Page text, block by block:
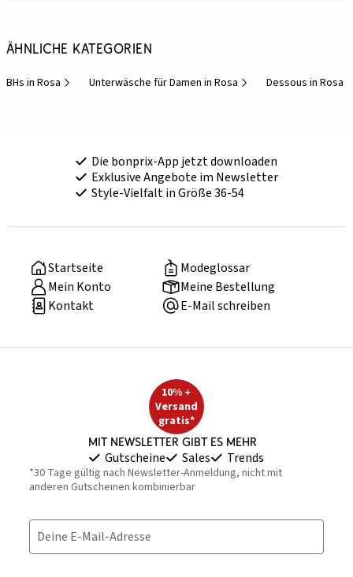
Ähnliche Kategorien
BHs in Rosa Unterwäsche für Damen in Rosa Dessous in Rosa
Die bonprix-App jetzt downloaden
Exklusive Angebote im Newsletter
Style-Vielfalt in Größe 36-54
Startseite
Modeglossar
Mein Konto
Meine Bestellung
Kontakt
E-Mail schreiben
10% +
Versand
gratis*
Mit Newsletter gibt es mehr
Gutscheine Sales Trends
*30 Tage gültig nach Newsletter-Anmeldung, nicht mit
anderen Gutscheinen kombinierbar
Deine E-Mail-Adresse